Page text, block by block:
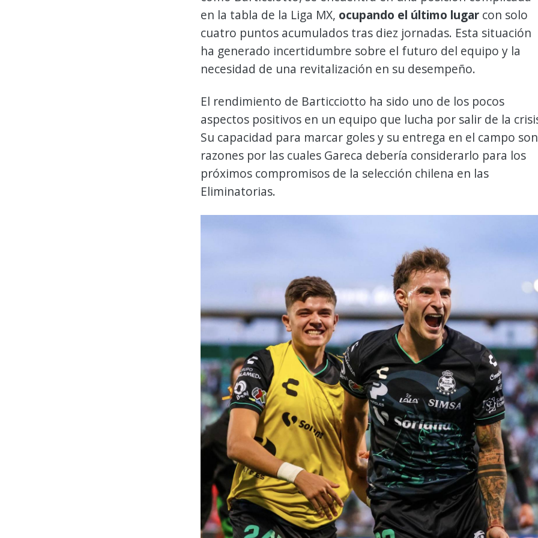
en la tabla de la Liga MX, ocupando el último lugar con solo
cuatro puntos acumulados tras diez jornadas. Esta situación
ha generado incertidumbre sobre el futuro del equipo y la
necesidad de una revitalización en su desempeño.
El rendimiento de Barticciotto ha sido uno de los pocos
aspectos positivos en un equipo que lucha por salir de la
Su capacidad para marcar goles y su entrega en el campo son
razones por las cuales Gareca debería considerarlo para los
próximos compromisos de la selección chilena en las
Eliminatorias.